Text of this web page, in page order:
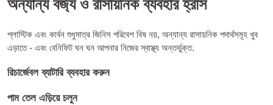
প্লাস্টিক এবং কার্বন শুধুমাত্র জিনিস পরিবেশ বিষ নয়, অন্যান্য রাসায়নিক পদার্থসমূহ খুব
এড়াতে - এবং বেনিফিট ঘন ঘন আপনার নিজের স্বাস্থ্য অন্তর্ভুক্ত.
রিচার্জেবল ব্যাটারি ব্যবহার করুন
পাম তেল এড়িয়ে চলুন